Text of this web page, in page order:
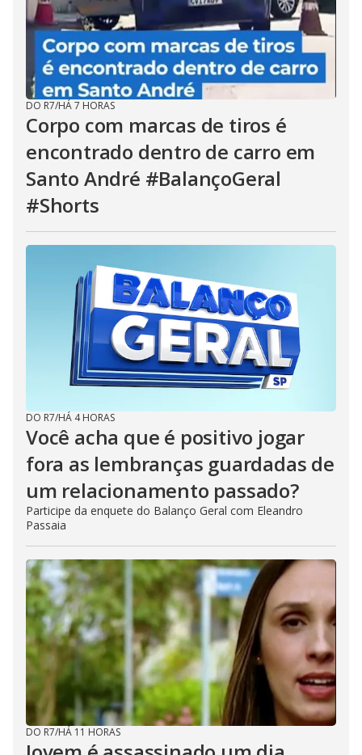
DO R7/HÁ 7 HORAS
Corpo com marcas de tiros é
encontrado dentro de carro em
Santo André #BalançoGeral
#Shorts
DO R7/HÁ 4 HORAS
Você acha que é positivo jogar
fora as lembranças guardadas de
um relacionamento passado?
Participe da enquete do Balanço Geral com Eleandro
Passaia
DO R7/HÁ 11 HORAS